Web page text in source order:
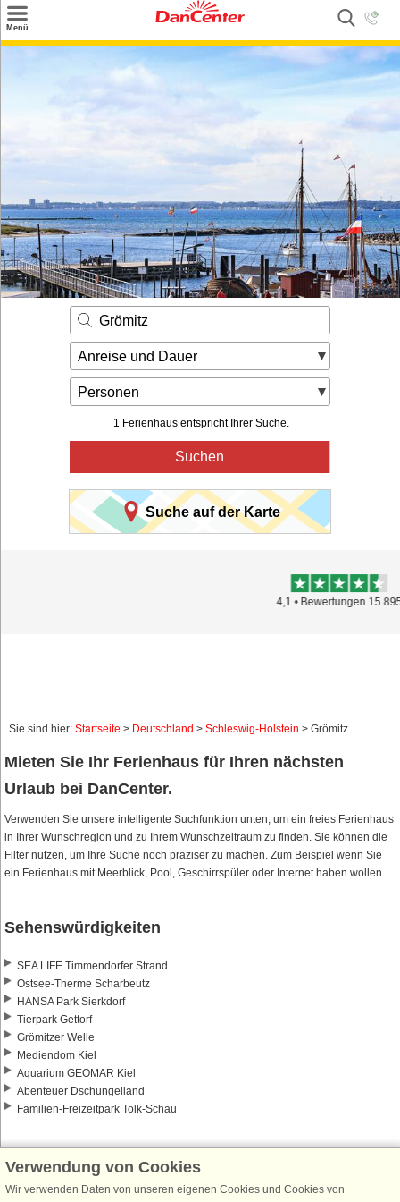
Menü
Kontakt
Gut zu wissen
Login
Grömitz
Anreise und Dauer
Personen
1 Ferienhaus entspricht Ihrer Suche.
Suchen
Suche auf der Karte
4,1 • Bewertungen 15.895
Trustpilot
Sie sind hier: Startseite > Deutschland > Schleswig-Holstein > Grömitz
Mieten Sie Ihr Ferienhaus für Ihren nächsten
Urlaub bei DanCenter.
Verwenden Sie unsere intelligente Suchfunktion unten, um ein freies Ferienhaus
in Ihrer Wunschregion und zu Ihrem Wunschzeitraum zu finden. Sie können die
Filter nutzen, um Ihre Suche noch präziser zu machen. Zum Beispiel wenn Sie
ein Ferienhaus mit Meerblick, Pool, Geschirrspüler oder Internet haben wollen.
Sehenswürdigkeiten
SEA LIFE Timmendorfer Strand
Ostsee-Therme Scharbeutz
HANSA Park Sierkdorf
Tierpark Gettorf
Grömitzer Welle
Mediendom Kiel
Aquarium GEOMAR Kiel
Abenteuer Dschungelland
Familien-Freizeitpark Tolk-Schau
Verwendung von Cookies
Wir verwenden Daten von unseren eigenen Cookies und Cookies von